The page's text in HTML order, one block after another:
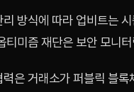
리 방식에 따라 업비트는
티미즘 재단은 보안 모니
력은 거래소가 퍼블릭 블